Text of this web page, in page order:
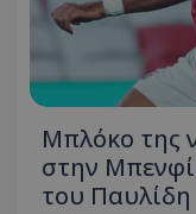
Μπλόκο της
στην
του Παυλίδη